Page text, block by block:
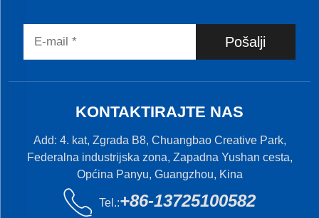
Pošalji
KONTAKTIRAJTE NAS
Add: 4. kat, Zgrada B8, Chuangbao Creative Park,
Federalna industrijska zona, Zapadna Yushan cesta,
Općina Panyu, Guangzhou, Kina
Tel.:+86-13725100582